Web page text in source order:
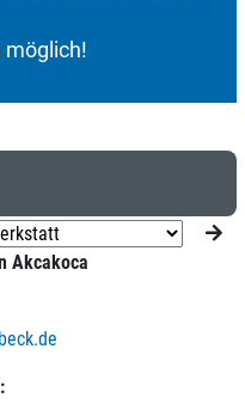
möglich!
Akcakoca